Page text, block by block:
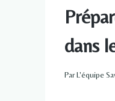
dans
ParL'équipe